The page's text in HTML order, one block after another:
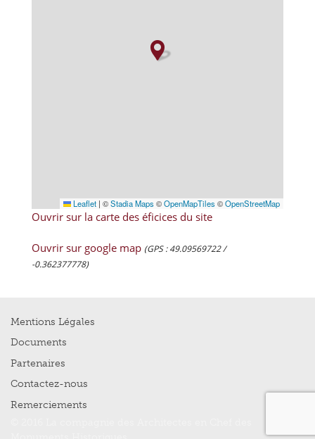
Leaflet | ©Stadia Maps ©OpenMapTiles ©OpenStreetMap
Ouvrir sur la carte des éficices du site
Ouvrir sur google map (GPS : 49.09569722 /
-0.362377778)
Mentions Légales
Documents
Partenaires
Contactez-nous
Remerciements